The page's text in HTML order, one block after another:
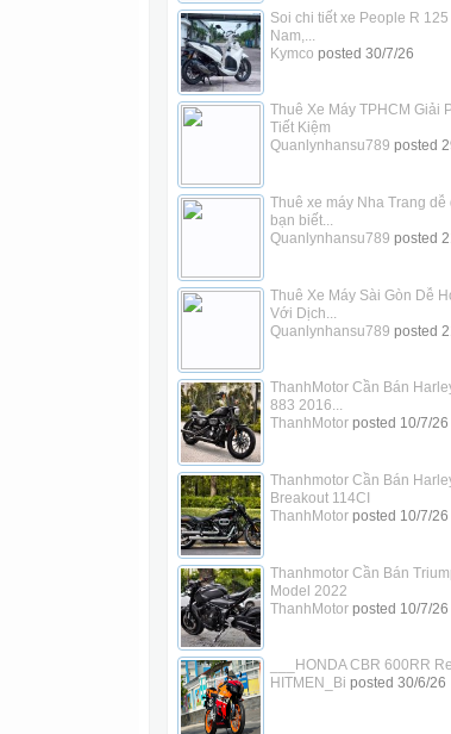
Soi chi tiết xe People R
Nam,...
Kymco posted 30/7/26
Thuê Xe Máy TPHCM Giải
Tiết Kiệm
Quanlynhansu789 posted
Thuê xe máy Nha Trang
bạn biết...
Quanlynhansu789 posted
Thuê Xe Máy Sài Gòn Dễ
Với Dịch...
Quanlynhansu789 posted
ThanhMotor Cần Bán
883 2016...
ThanhMotorposted 10/7/26
Thanhmotor Cần Bán
Breakout 114CI
ThanhMotorposted 10/7/26
Thanhmotor Cần Bán
Model 2022
ThanhMotorposted 10/7/26
___HONDA CBR 600RR
HITMEN_Bi posted 30/6/26